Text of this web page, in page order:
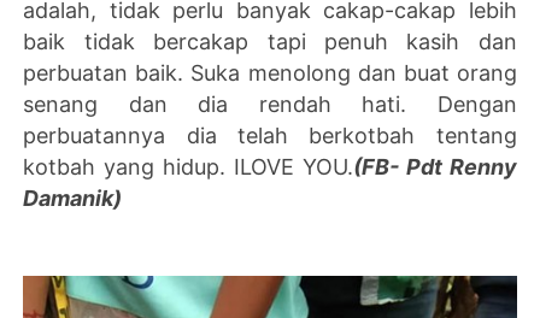
adalah, tidak perlu banyak cakap-cakap lebih
baik tidak bercakap tapi penuh kasih dan
perbuatan baik. Suka menolong dan buat orang
senang dan dia rendah hati. Dengan
perbuatannya dia telah berkotbah tentang
kotbah yang hidup. ILOVE YOU.(FB- Pdt Renny
Damanik)